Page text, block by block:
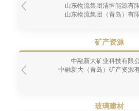
山东物流集团清恒能源有
山东物流集团（青岛）有
矿产资源
中融新大矿业科技有限
中融新大（青岛）矿产资源
玻璃建材